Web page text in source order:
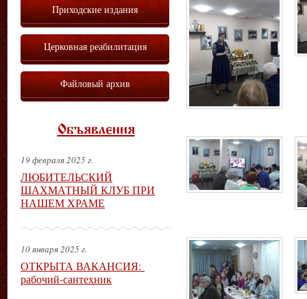
Приходские издания
Церковная реабилитация
Файловый архив
Объявления
19 февраля 2025 г.
ЛЮБИТЕЛЬСКИЙ
ШАХМАТНЫЙ КЛУБ ПРИ
НАШЕМ ХРАМЕ
10 января 2025 г.
ОТКРЫТА ВАКАНСИЯ:
рабочий-сантехник